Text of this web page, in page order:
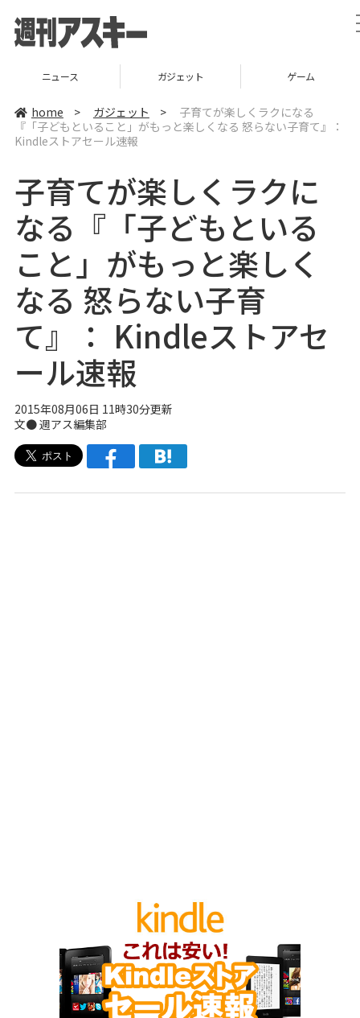
ニュース ガジェット ゲーム
home > ガジェット >
子育てが楽しくラクになる
『「子どもといること」がもっと楽しくなる 怒らない子育て』：
Kindleストアセール速報
子育てが楽しくラクに
なる『「子どもといる
こと」がもっと楽しく
なる 怒らない子育
て』： Kindleストアセ
ール速報
2015年08月06日 11時30分更新
文●週アス編集部